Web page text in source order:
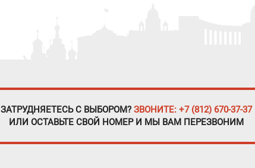
ЗАТРУДНЯЕТЕСЬ С ВЫБОРОМ? ЗВОНИТЕ: +7 (812) 670-37-37
ИЛИ ОСТАВЬТЕ СВОЙ НОМЕР И МЫ ВАМ ПЕРЕЗВОНИМ